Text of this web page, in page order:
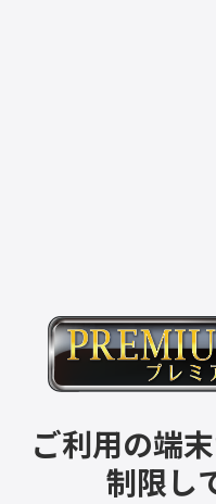
ご利用の端
制限し